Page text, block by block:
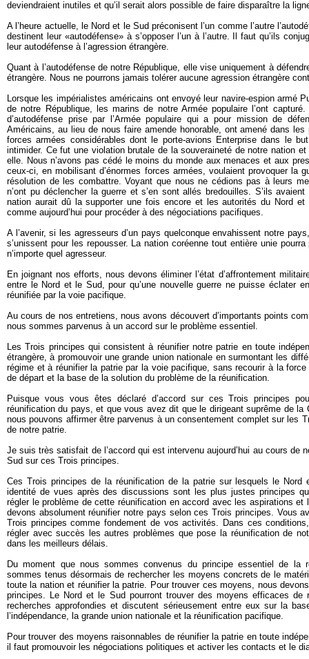
deviendraient inutiles et qu’il serait alors possible de faire disparaître la
A l’heure actuelle, le Nord et le Sud préconisent l’un comme l’autre
destinent leur «autodéfense» à s’opposer l’un à l’autre. Il faut qu’ils
leur autodéfense à l’agression étrangère.
Quant à l’autodéfense de notre République, elle vise uniquement à
étrangère. Nous ne pourrons jamais tolérer aucune agression étrangère
Lorsque les impérialistes américains ont envoyé leur navire-espion armé
de notre République, les marins de notre Armée populaire l’ont
d’autodéfense prise par l’Armée populaire qui a pour mission de
Américains, au lieu de nous faire amende honorable, ont amené dans
forces armées considérables dont le porte-avions Enterprise dans le
intimider. Ce fut une violation brutale de la souveraineté de notre nation
elle. Nous n’avons pas cédé le moins du monde aux menaces et aux
ceux-ci, en mobilisant d’énormes forces armées, voulaient provoquer la
résolution de les combattre. Voyant que nous ne cédions pas à leurs
n’ont pu déclencher la guerre et s’en sont allés bredouilles. S’ils
nation aurait dû la supporter une fois encore et les autorités du Nord et
comme aujourd’hui pour procéder à des négociations pacifiques.
A l’avenir, si les agresseurs d’un pays quelconque envahissent notre
s’unissent pour les repousser. La nation coréenne tout entière unie
n’importe quel agresseur.
En joignant nos efforts, nous devons éliminer l’état d’affrontement
entre le Nord et le Sud, pour qu’une nouvelle guerre ne puisse éclater
réunifiée par la voie pacifique.
Au cours de nos entretiens, nous avons découvert d’importants points
nous sommes parvenus à un accord sur le problème essentiel.
Les Trois principes qui consistent à réunifier notre patrie en toute
étrangère, à promouvoir une grande union nationale en surmontant les
régime et à réunifier la patrie par la voie pacifique, sans recourir à la
de départ et la base de la solution du problème de la réunification.
Puisque vous vous êtes déclaré d’accord sur ces Trois principes
réunification du pays, et que vous avez dit que le dirigeant suprême de la
nous pouvons affirmer être parvenus à un consentement complet sur les
de notre patrie.
Je suis très satisfait de l’accord qui est intervenu aujourd’hui au cours de
Sud sur ces Trois principes.
Ces Trois principes de la réunification de la patrie sur lesquels le
identité de vues après des discussions sont les plus justes principes
régler le problème de cette réunification en accord avec les aspirations
devons absolument réunifier notre pays selon ces Trois principes. Vous
Trois principes comme fondement de vos activités. Dans ces
régler avec succès les autres problèmes que pose la réunification de
dans les meilleurs délais.
Du moment que nous sommes convenus du principe essentiel de la
sommes tenus désormais de rechercher les moyens concrets de le
toute la nation et réunifier la patrie. Pour trouver ces moyens, nous
principes. Le Nord et le Sud pourront trouver des moyens efficaces de
recherches approfondies et discutent sérieusement entre eux sur la
l’indépendance, la grande union nationale et la réunification pacifique.
Pour trouver des moyens raisonnables de réunifier la patrie en toute
il faut promouvoir les négociations politiques et activer les contacts et le